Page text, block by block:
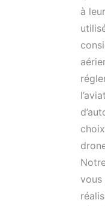
à
vous